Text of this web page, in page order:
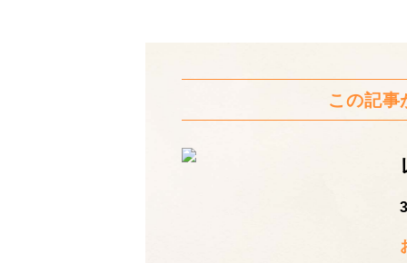
この記事